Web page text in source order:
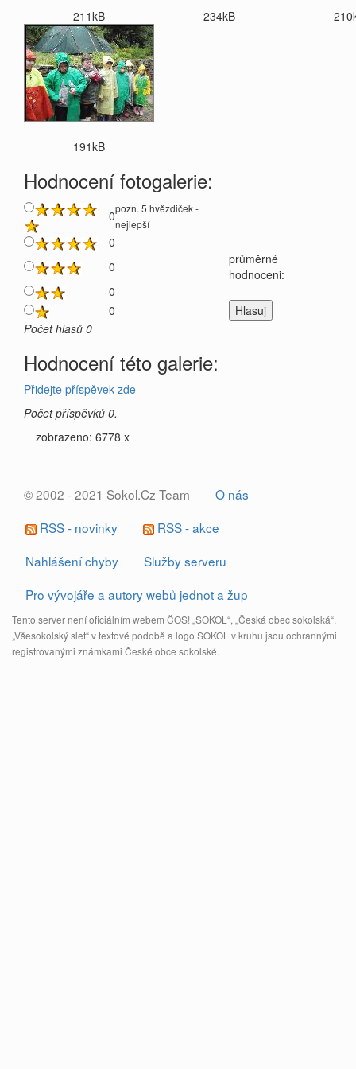
211kB 234kB
191kB
Hodnocení fotogalerie:
0pozn. 5 hvězdiček -
nejlepší
0
0
průměrné
hodnoceni:
0
0
Počet hlasů 0
Hodnocení této galerie:
Přidejte příspěvek zde
Počet příspěvků 0.
zobrazeno: 6778 x
© 2002 - 2021 Sokol.Cz Team
O nás
RSS - novinky
RSS - akce
Nahlášení chyby
Služby serveru
Pro vývojáře a autory webů jednot a žup
Tento server není oficiálním webem ČOS! „SOKOL“, „Česká obec sokolská“,
„Všesokolský slet“ v textové podobě a logo SOKOL v kruhu jsou ochrannými
registrovanými známkami České obce sokolské.